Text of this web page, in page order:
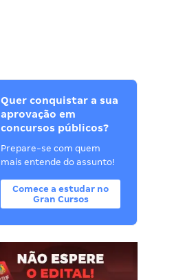
Quer conquistar a sua
aprovação em
concursos públicos?
Prepare-se com quem
mais entende do assunto!
Comece a estudar no
Gran Cursos